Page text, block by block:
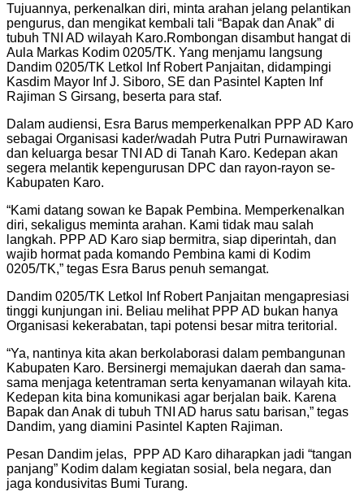
Tujuannya, perkenalkan diri, minta arahan jelang pelantikan
pengurus, dan mengikat kembali tali “Bapak dan Anak” di
tubuh TNI AD wilayah Karo.Rombongan disambut hangat di
Aula Markas Kodim 0205/TK. Yang menjamu langsung
Dandim 0205/TK Letkol Inf Robert Panjaitan, didampingi
Kasdim Mayor Inf J. Siboro, SE dan Pasintel Kapten Inf
Rajiman S Girsang, beserta para staf.
Dalam audiensi, Esra Barus memperkenalkan PPP AD Karo
sebagai Organisasi kader/wadah Putra Putri Purnawirawan
dan keluarga besar TNI AD di Tanah Karo. Kedepan akan
segera melantik kepengurusan DPC dan rayon-rayon se-
Kabupaten Karo.
“Kami datang sowan ke Bapak Pembina. Memperkenalkan
diri, sekaligus meminta arahan. Kami tidak mau salah
langkah. PPP AD Karo siap bermitra, siap diperintah, dan
wajib hormat pada komando Pembina kami di Kodim
0205/TK,” tegas Esra Barus penuh semangat.
Dandim 0205/TK Letkol Inf Robert Panjaitan mengapresiasi
tinggi kunjungan ini. Beliau melihat PPP AD bukan hanya
Organisasi kekerabatan, tapi potensi besar mitra teritorial.
“Ya, nantinya kita akan berkolaborasi dalam pembangunan
Kabupaten Karo. Bersinergi memajukan daerah dan sama-
sama menjaga ketentraman serta kenyamanan wilayah kita.
Kedepan kita bina komunikasi agar berjalan baik. Karena
Bapak dan Anak di tubuh TNI AD harus satu barisan,” tegas
Dandim, yang diamini Pasintel Kapten Rajiman.
Pesan Dandim jelas, PPP AD Karo diharapkan jadi “tangan
panjang” Kodim dalam kegiatan sosial, bela negara, dan
jaga kondusivitas Bumi Turang.